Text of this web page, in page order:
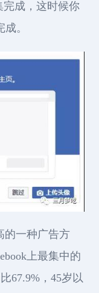
完成，这时候你
。
的一种广告方
上最集中的
67.9%，45岁以